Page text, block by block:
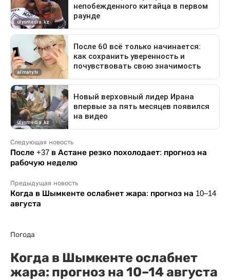
Следующая новость
После +37 в Астане резко похолодает: прогноз на
рабочую неделю
Предыдущая новость
Когда в Шымкенте ослабнет жара: прогноз на 10–14
августа
Погода
Когда в Шымкенте ослабнет
жара: прогноз на 10–14 августа